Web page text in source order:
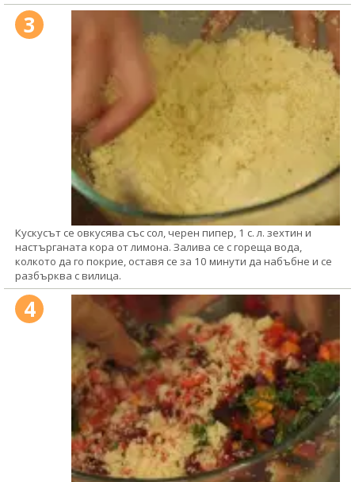
3
Кускусът се овкусява със сол, черен пипер, 1 с. л. зехтин и
настърганата кора от лимона. Залива се с гореща вода,
колкото да го покрие, оставя се за 10 минути да набъбне и се
разбърква с вилица.
4